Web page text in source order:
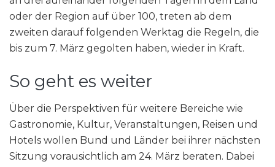
oder der Region auf über 100, treten ab dem
zweiten darauf folgenden Werktag die Regeln, die
bis zum 7. März gegolten haben, wieder in Kraft.
So geht es weiter
Über die Perspektiven für weitere Bereiche wie
Gastronomie, Kultur, Veranstaltungen, Reisen und
Hotels wollen Bund und Länder bei ihrer nächsten
Sitzung vorausichtlich am 24. März beraten. Dabei